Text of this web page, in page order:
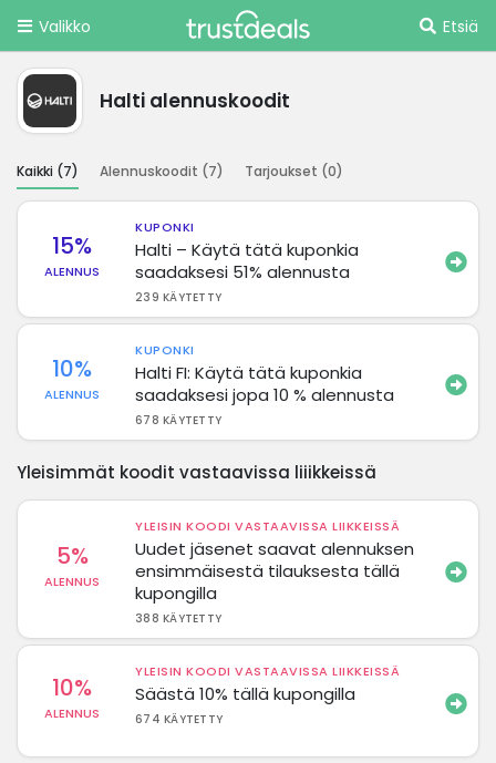
Valikko Etsiä
Halti alennuskoodit
Kaikki (7) Alennuskoodit (7) Tarjoukset (0)
15%
ALENNUS
KUPONKI
Halti – Käytä tätä kuponkia
saadaksesi 51% alennusta
239 KÄYTETTY
10%
ALENNUS
KUPONKI
Halti FI: Käytä tätä kuponkia
saadaksesi jopa 10 % alennusta
678 KÄYTETTY
Yleisimmät koodit vastaavissa liiikkeissä
5%
ALENNUS
YLEISIN KOODI VASTAAVISSA LIIKKEISSÄ
Uudet jäsenet saavat alennuksen
ensimmäisestä tilauksesta tällä
kupongilla
388 KÄYTETTY
10%
ALENNUS
YLEISIN KOODI VASTAAVISSA LIIKKEISSÄ
Säästä 10% tällä kupongilla
674 KÄYTETTY